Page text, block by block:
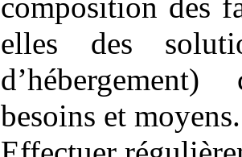
elles des
besoins et moyens.